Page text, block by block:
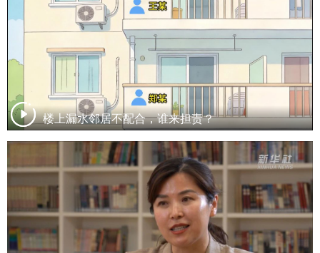
楼上漏水邻居不配合，谁来担责？